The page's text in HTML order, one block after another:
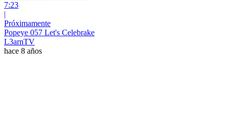
7:23
|
Próximamente
Popeye 057 Let's Celebrake
L3arnTV
hace 8 años